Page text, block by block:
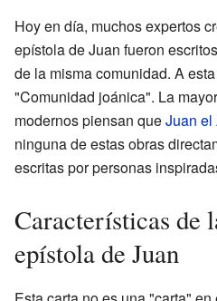
Hoy en día, muchos expertos
epístola de Juan fueron
de la misma comunidad. A
"Comunidad joánica". La
modernos piensan queJuan el
ninguna de estas obras
escritas por personas
Características de
epístola de Juan